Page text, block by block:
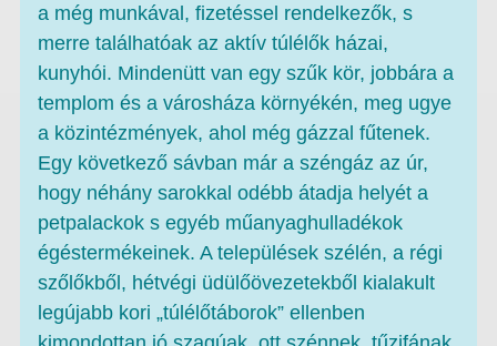
a még munkával, fizetéssel rendelkezők, s
merre találhatóak az aktív túlélők házai,
kunyhói. Mindenütt van egy szűk kör, jobbára a
templom és a városháza környékén, meg ugye
a közintézmények, ahol még gázzal fűtenek.
Egy következő sávban már a széngáz az úr,
hogy néhány sarokkal odébb átadja helyét a
petpalackok s egyéb műanyaghulladékok
égéstermékeinek. A települések szélén, a régi
szőlőkből, hétvégi üdülőövezetekből kialakult
legújabb kori „túlélőtáborok” ellenben